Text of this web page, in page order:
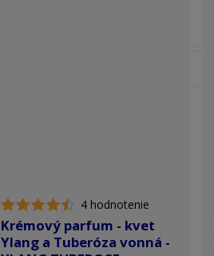
4 hodnotenie
Krémový parfum - kvet
Ylang a Tuberóza vonná -